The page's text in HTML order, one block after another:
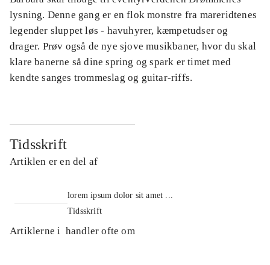
lysning. Denne gang er en flok monstre fra mareridtenes
legender sluppet løs - havuhyrer, kæmpetudser og
drager. Prøv også de nye sjove musikbaner, hvor du skal
klare banerne så dine spring og spark er timet med
kendte sanges trommeslag og guitar-riffs.
Tidsskrift
Artiklen er en del af
lorem ipsum dolor sit amet ...
Tidsskrift
Artiklerne i handler ofte om